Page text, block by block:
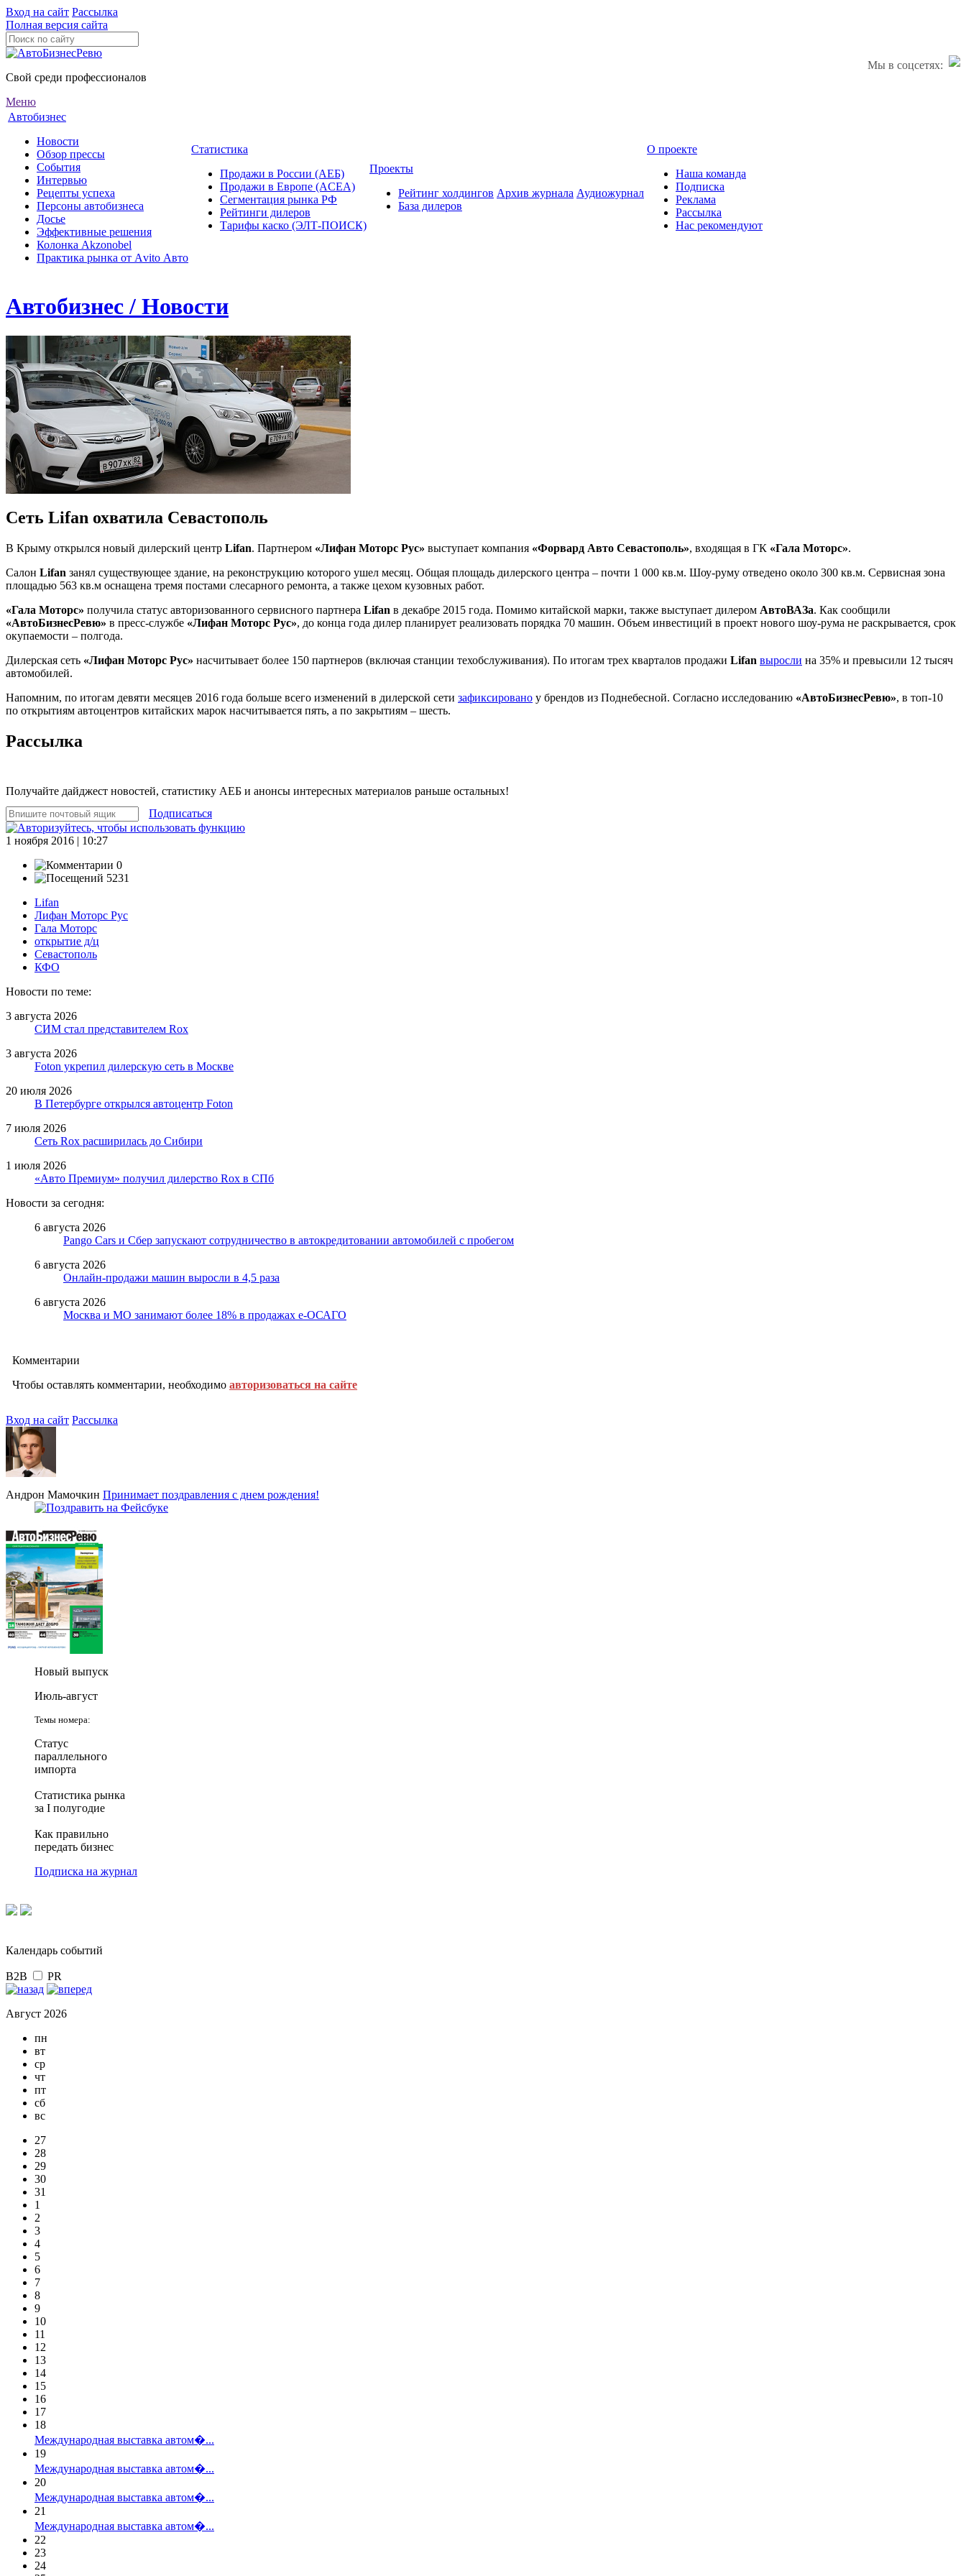
Вход на сайт Рассылка
Полная версия сайта
Мы в соцсетях:
Свой среди профессионалов
Меню
Автобизнес
Новости
Обзор прессы
События
Интервью
Рецепты успеха
Персоны автобизнеса
Досье
Эффективные решения
Колонка Akzonobel
Практика рынка от Аvito Авто
Статистика
Продажи в России (АЕБ)
Продажи в Европе (ACEA)
Сегментация рынка РФ
Рейтинги дилеров
Тарифы каско (ЭЛТ-ПОИСК)
Проекты
Рейтинг холдингов
База дилеров
Архив журнала Аудиожурнал
О проекте
Наша команда
Подписка
Реклама
Рассылка
Нас рекомендуют
Автобизнес / Новости
Сеть Lifan охватила Севастополь
В Крыму открылся новый дилерский центр Lifan. Партнером «Лифан Моторс Рус» выступает компания «Форвард Авто Севастополь», входящая в ГК «Гала Моторс».
Салон Lifan занял существующее здание, на реконструкцию которого ушел месяц. Общая площадь дилерского центра – почти 1 000 кв.м. Шоу-руму отведено около 300 кв.м. Сервисная зона
площадью 563 кв.м оснащена тремя постами слесарного ремонта, а также цехом кузовных работ.
«Гала Моторс» получила статус авторизованного сервисного партнера Lifan в декабре 2015 года. Помимо китайской марки, также выступает дилером АвтоВАЗа. Как сообщили
«АвтоБизнесРевю» в пресс-службе «Лифан Моторс Рус», до конца года дилер планирует реализовать порядка 70 машин. Объем инвестиций в проект нового шоу-рума не раскрывается, срок
окупаемости – полгода.
Дилерская сеть «Лифан Моторс Рус» насчитывает более 150 партнеров (включая станции техобслуживания). По итогам трех кварталов продажи Lifan выросли на 35% и превысили 12 тысяч
автомобилей.
Напомним, по итогам девяти месяцев 2016 года больше всего изменений в дилерской сети зафиксировано у брендов из Поднебесной. Согласно исследованию «АвтоБизнесРевю», в топ-10
по открытиям автоцентров китайских марок насчитывается пять, а по закрытиям – шесть.
Рассылка
Получайте дайджест новостей, статистику АЕБ и анонсы интересных материалов раньше остальных!
Подписаться
1 ноября 2016 | 10:27
0
5231
Lifan
Лифан Моторс Рус
Гала Моторс
открытие д/ц
Севастополь
КФО
Новости по теме:
3 августа 2026
СИМ стал представителем Rox
3 августа 2026
Foton укрепил дилерскую сеть в Москве
20 июля 2026
В Петербурге открылся автоцентр Foton
7 июля 2026
Сеть Rox расширилась до Сибири
1 июля 2026
«Авто Премиум» получил дилерство Rox в СПб
Новости за сегодня:
6 августа 2026
Pango Cars и Сбер запускают сотрудничество в автокредитовании автомобилей с пробегом
6 августа 2026
Онлайн-продажи машин выросли в 4,5 раза
6 августа 2026
Москва и МО занимают более 18% в продажах е-ОСАГО
Комментарии
Чтобы оставлять комментарии, необходимо авторизоваться на сайте
Вход на сайт Рассылка
Андрон Мамочкин Принимает поздравления с днем рождения!
Новый выпуск
Июль-август
Темы номера:
Статус
параллельного
импорта
Статистика рынка
за I полугодие
Как правильно
передать бизнес
Подписка на журнал
Календарь событий
B2B PR
Август 2026
пн
вт
ср
чт
пт
сб
вс
27
28
29
30
31
1
2
3
4
5
6
7
8
9
10
11
12
13
14
15
16
17
18
Международная выставка автом�...
19
Международная выставка автом�...
20
Международная выставка автом�...
21
Международная выставка автом�...
22
23
24